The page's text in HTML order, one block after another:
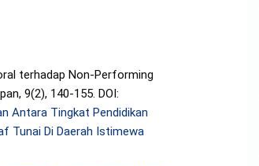
terhadap Non-Performing
9(2), 140-155. DOI:
Antara Tingkat Pendidikan
Tunai Di Daerah Istimewa